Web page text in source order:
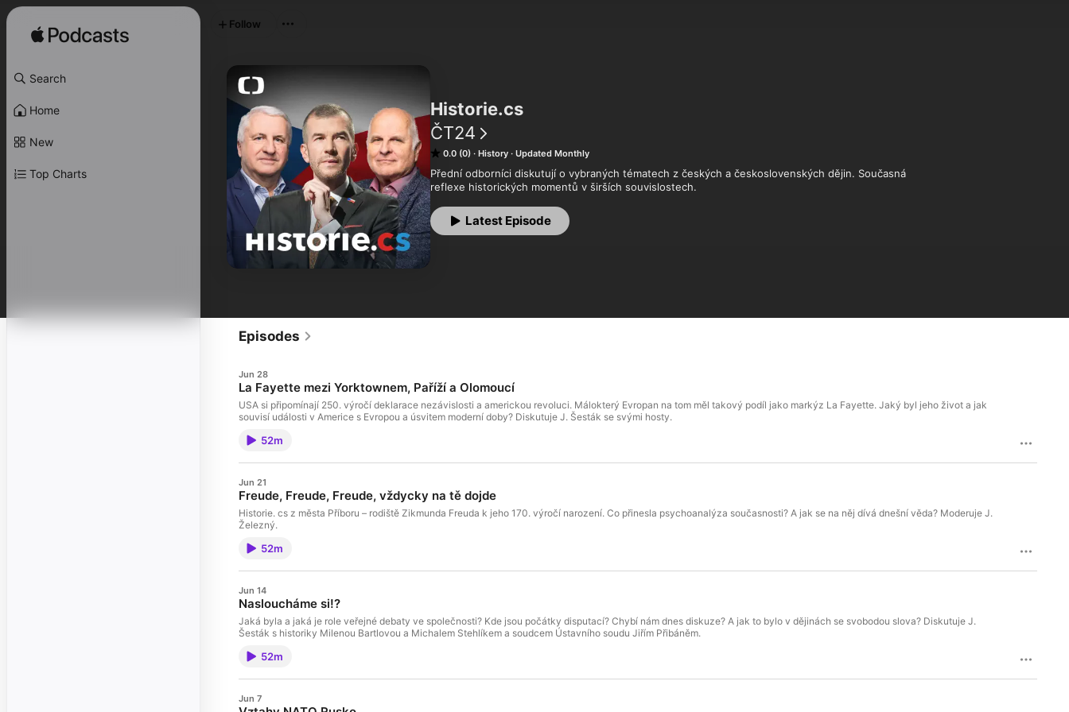
Search
Home
New
Top Charts
Historie.cs
ČT24
0.0 (0) History Updated Monthly
Přední odborníci diskutují o vybraných tématech z českých a československých dějin. Současná
reflexe historických momentů v širších souvislostech.
Latest Episode
Follow
Episodes
Jun 28
La Fayette mezi Yorktownem, Paříží a Olomoucí
USA si připomínají 250. výročí deklarace nezávislosti a americkou revoluci. Málokterý Evropan na tom měl takový podíl jako markýz La Fayette. Jaký byl jeho život a jak
souvisí události v Americe s Evropou a úsvitem moderní doby? Diskutuje J. Šesták se svými hosty.
52m
Jun 21
Freude, Freude, Freude, vždycky na tě dojde
Historie. cs z města Příboru – rodiště Zikmunda Freuda k jeho 170. výročí narození. Co přinesla psychoanalýza současnosti? A jak se na něj dívá dnešní věda? Moderuje J.
Železný.
52m
Jun 14
Nasloucháme si!?
Jaká byla a jaká je role veřejné debaty ve společnosti? Kde jsou počátky disputací? Chybí nám dnes diskuze? A jak to bylo v dějinách se svobodou slova? Diskutuje J.
Šesták s historiky Milenou Bartlovou a Michalem Stehlíkem a soudcem Ústavního soudu Jiřím Přibáněm.
52m
Jun 7